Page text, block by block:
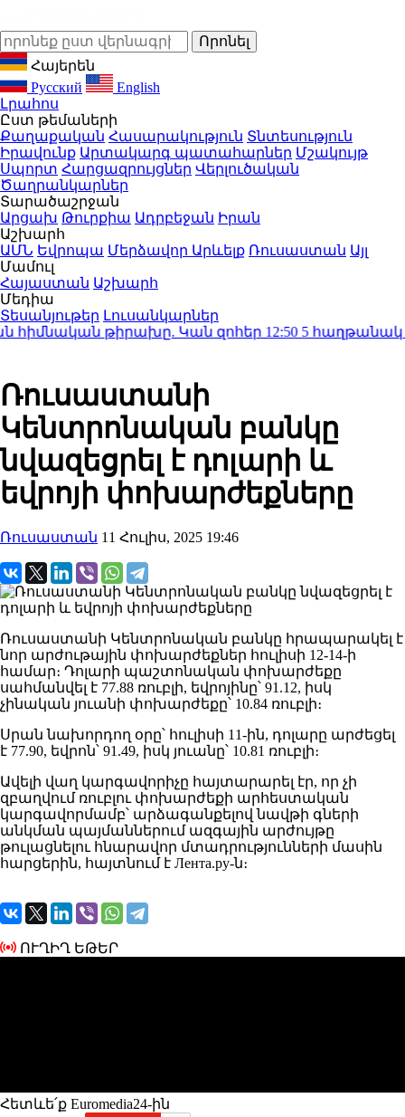
Հայերեն
Русский
English
Լրահոս
Ըստ թեմաների
Քաղաքական Հասարակություն Տնտեսություն
Իրավունք Արտակարգ պատահարներ Մշակույթ
Սպորտ Հարցազրույցներ Վերլուծական
Ծաղրանկարներ
Տարածաշրջան
Արցախ Թուրքիա Ադրբեջան Իրան
Աշխարհ
ԱՄՆ Եվրոպա Մերձավոր Արևելք Ռուսաստան Այլ
Մամուլ
Հայաստան Աշխարհ
Մեդիա
Տեսանյութեր Լուսանկարներ
թիրախը. Կան զոհեր12:505 հաղթանակ
Ռուսաստանի
Կենտրոնական բանկը
նվազեցրել է դոլարի և
եվրոյի փոխարժեքները
Ռուսաստան 11 Հուլիս, 2025 19:46
Ռուսաստանի Կենտրոնական բանկը հրապարակել է
նոր արժութային փոխարժեքներ հուլիսի 12-14-ի
համար։ Դոլարի պաշտոնական փոխարժեքը
սահմանվել է 77.88 ռուբլի, եվրոյինը՝ 91.12, իսկ
չինական յուանի փոխարժեքը՝ 10.84 ռուբլի։
Սրան նախորդող օրը՝ հուլիսի 11-ին, դոլարը արժեցել
է 77.90, եվրոն՝ 91.49, իսկ յուանը՝ 10.81 ռուբլի։
Ավելի վաղ կարգավորիչը հայտարարել էր, որ չի
զբաղվում ռուբլու փոխարժեքի արհեստական
կարգավորմամբ՝ արձագանքելով նավթի գների
անկման պայմաններում ազգային արժույթը
թուլացնելու հնարավոր մտադրությունների մասին
հարցերին, հայտնում է Лента.ру-ն։
ՈՒՂԻՂ ԵԹԵՐ
Հետևե՛ք Euromedia24-ին